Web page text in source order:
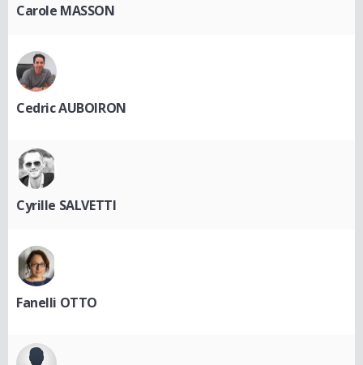
Carole MASSON
Cedric AUBOIRON
Cyrille SALVETTI
Fanelli OTTO